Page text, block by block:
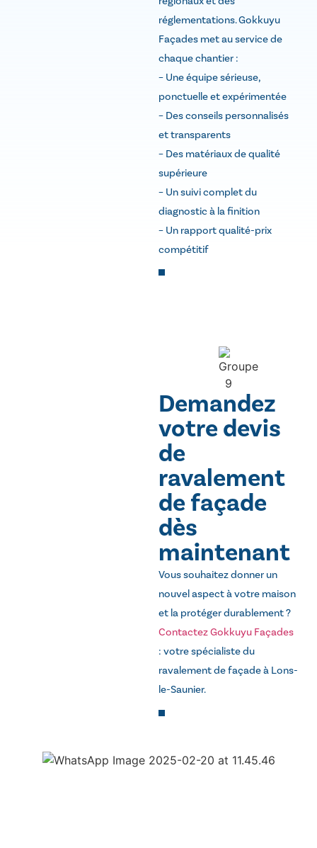
réglementations. Gokkuyu
Façades met au service de
chaque chantier :
– Une équipe sérieuse,
ponctuelle et expérimentée
– Des conseils personnalisés
et transparents
– Des matériaux de qualité
supérieure
– Un suivi complet du
diagnostic à la finition
– Un rapport qualité-prix
compétitif
Demandez
votre devis
de
ravalement
de façade
dès
maintenant
Vous souhaitez donner un
nouvel aspect à votre maison
et la protéger durablement ?
Contactez Gokkuyu Façades
: votre spécialiste du
ravalement de façade à Lons-
le-Saunier.